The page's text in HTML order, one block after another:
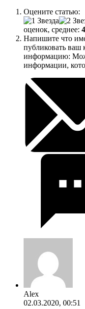
Оцените статью:
оценок, среднее:
Напишите что
публиковать ваш
информацию:
информации,
Alex
02.03.2020, 00:51